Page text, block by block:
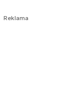
Reklama